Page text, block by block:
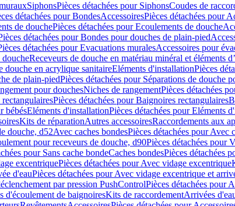
SiphonsPièces détachées pour SiphonsCoudes de
détachées pour BondesAccessoiresPièces détachées pour
de douchePièces détachées pour Ecoulements de douche
détachées pour Bondes pour douches de plain-pied
détachées pour Evacuations muralesAccessoires pour
doucheReceveurs de douche en matériau minéral et éléments
douche en acrylique sanitaireEléments d'installationPièces
de plain-piedPièces détachées pour Séparations de douche
pour douchesNiches de rangementPièces détachées
Pièces détachées pour Baignoires rectangulaires
bébésEléments d'installationPièces détachées pour Eléments
Kits de réparationAutres accessoiresRaccordements aux
douche, d52Avec caches bondesPièces détachées pour Avec
pour receveurs de douche, d90Pièces détachées pour
pour Sans cache bondeCaches bondesPièces détachées
excentriquePièces détachées pour Avec vidage excentrique
d'eauPièces détachées pour Avec vidage excentrique et
par pression PushControlPièces détachées pour
d'écoulement de baignoiresKits de raccordementArrivées